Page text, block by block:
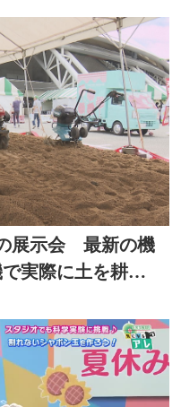
展示会 最新の機
実際に土を耕す